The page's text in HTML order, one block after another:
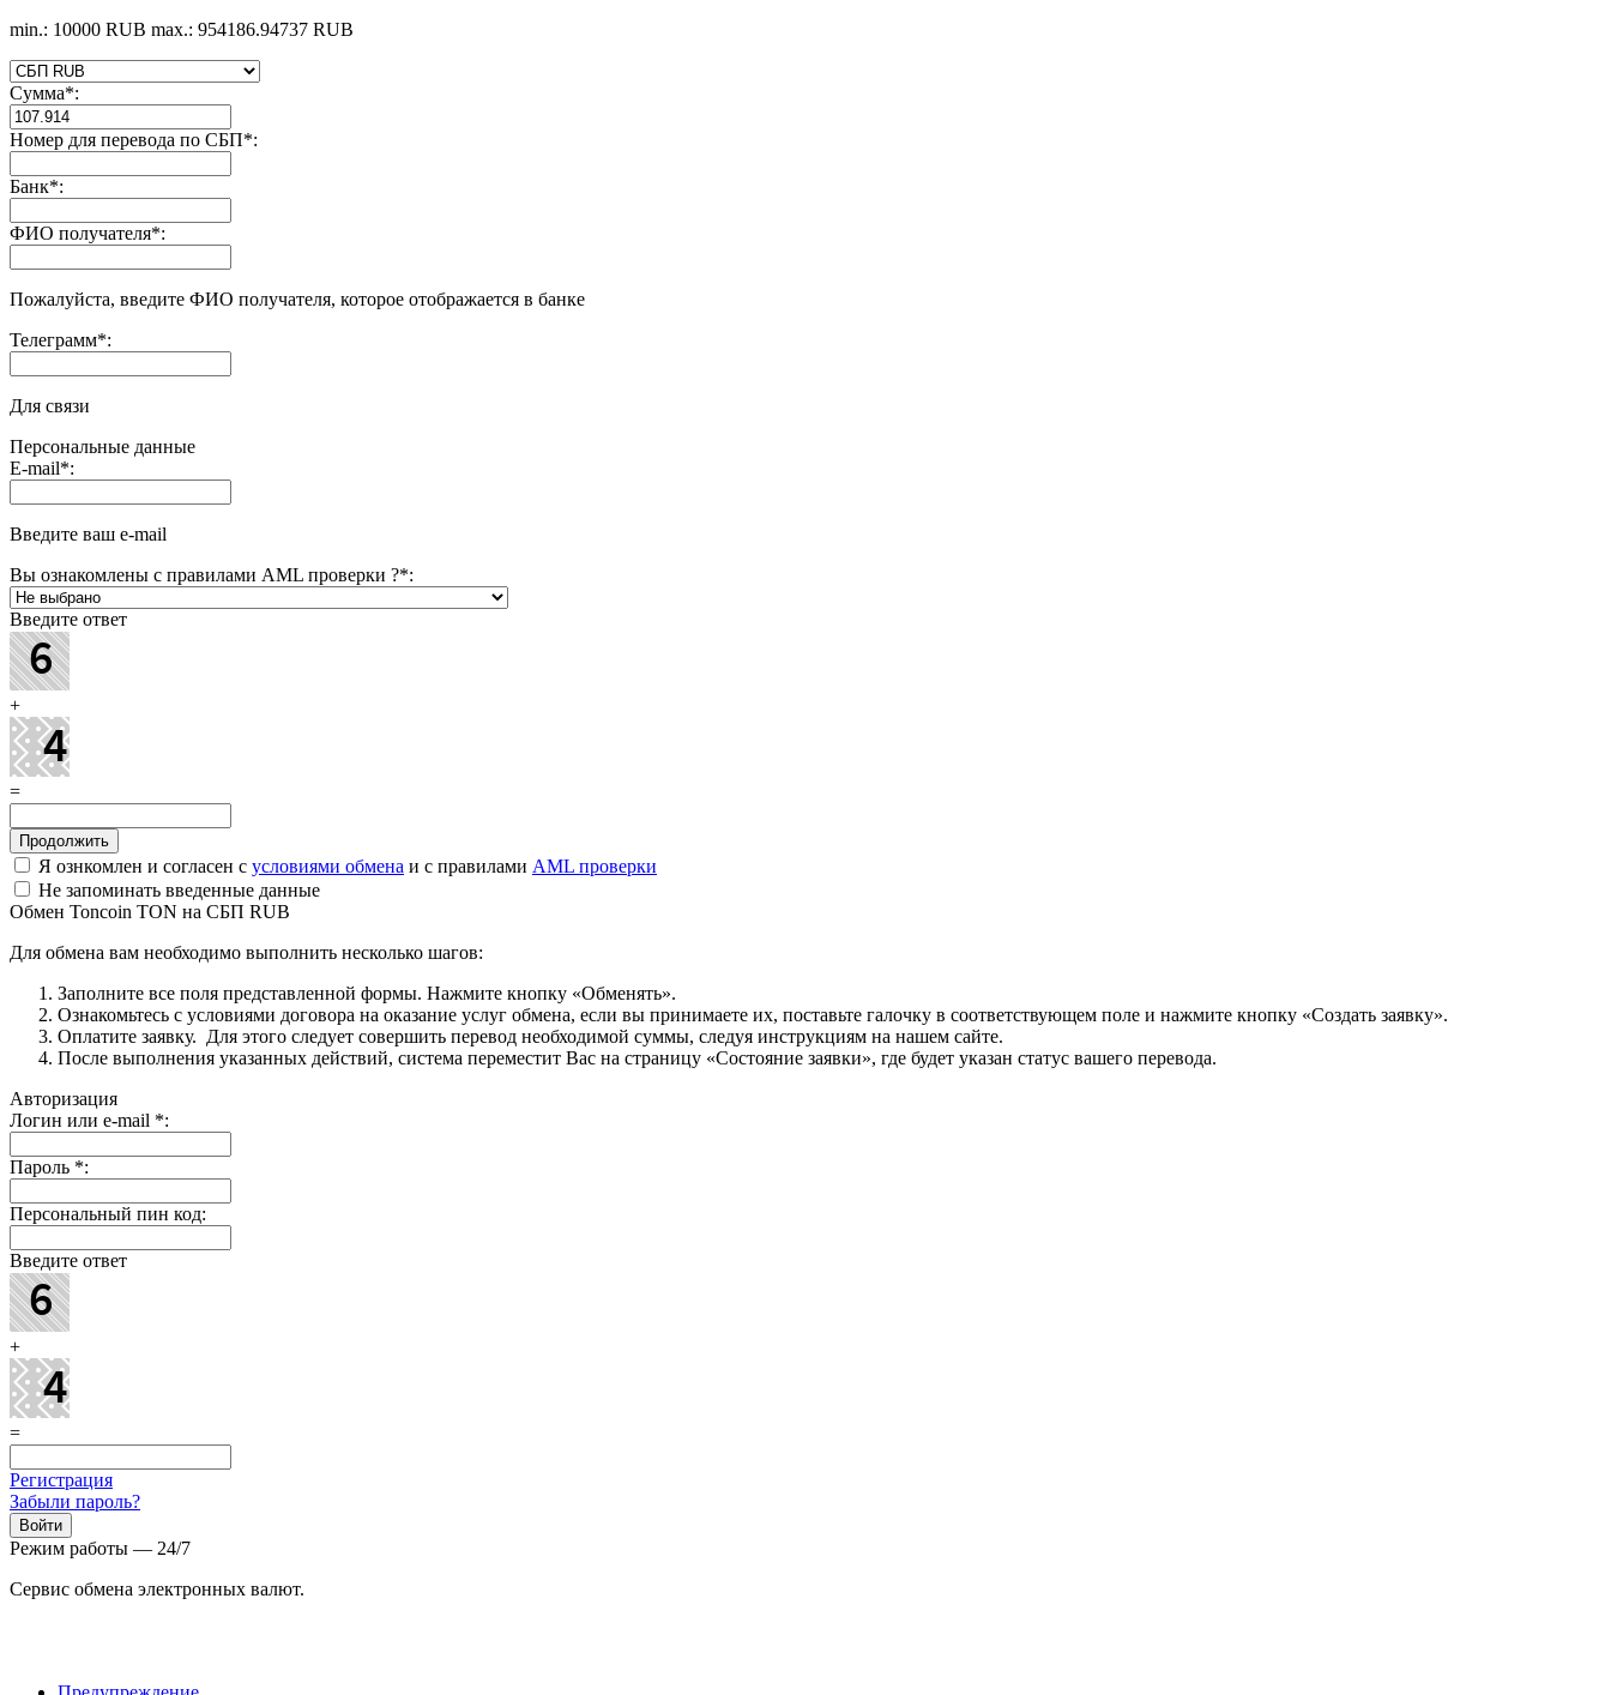
min.: 10000 RUB max.: 954186.94737 RUB
Сумма*:
Номер для перевода по СБП*:
Банк*:
ФИО получателя*:
Пожалуйста, введите ФИО получателя, которое отображается в банке
Телеграмм*:
Для связи
Персональные данные
E-mail*:
Введите ваш e-mail
Вы ознакомлены с правилами AML проверки ?*:
Введите ответ
+
=
Я ознкомлен и согласен с условиями обмена и с правилами AML проверки
Не запоминать введенные данные
Обмен Toncoin TON на СБП RUB
Для обмена вам необходимо выполнить несколько шагов:
Заполните все поля представленной формы. Нажмите кнопку «Обменять».
Ознакомьтесь с условиями договора на оказание услуг обмена, если вы принимаете их, поставьте галочку в соответствующем поле и нажмите кнопку «Создать заявку».
Оплатите заявку. Для этого следует совершить перевод необходимой суммы, следуя инструкциям на нашем сайте.
После выполнения указанных действий, система переместит Вас на страницу «Состояние заявки», где будет указан статус вашего перевода.
Авторизация
Логин или e-mail *:
Пароль *:
Персональный пин код:
Введите ответ
+
=
Регистрация
Забыли пароль?
Режим работы — 24/7
Сервис обмена электронных валют.